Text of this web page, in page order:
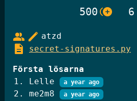
GiffelBanken Valv 2
Knäck Koden 2025
500 control_point_duplicate 6
group edit atzd
description secret-signatures.py
Första lösarna
Lelle
a year ago
me2m8 a year ago